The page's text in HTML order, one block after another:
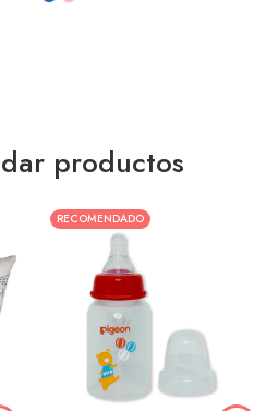
productos
RECOMENDADO